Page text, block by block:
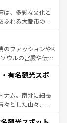
ハワイの魅力を彩
が待っているハ
（エアーズロッ
ンズの熱帯雨林な
やワイン、オージ
ーフィンやダイ
きにはたまらな
に味わいつくそ
は、多彩な文化と
ふれる大都市の台
ど、都市の喧騒
人に新しい発見と
台湾の食文化も魅
ティ豊かな料理
のファッションやK
ウルの宮殿や伝統
を楽しむことが
トリートフード
。夜には、韓国な
たたかいホスピタ
国情報はコンテンツ一
有名観光スポ
ナム。南北に細長
々とした山々、世